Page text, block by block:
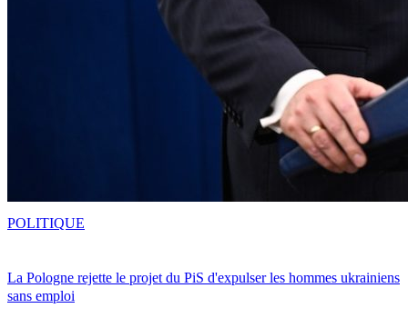
La Pologne rejette le projet du PiS d'expulser les hommes ukrainiens
sans emploi
POLITIQUE